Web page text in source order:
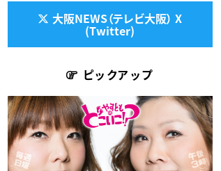
大阪NEWS（テレビ大阪） X
(Twitter)
ピックアップ